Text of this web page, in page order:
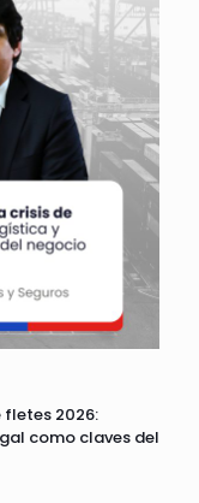
2026:
como claves del